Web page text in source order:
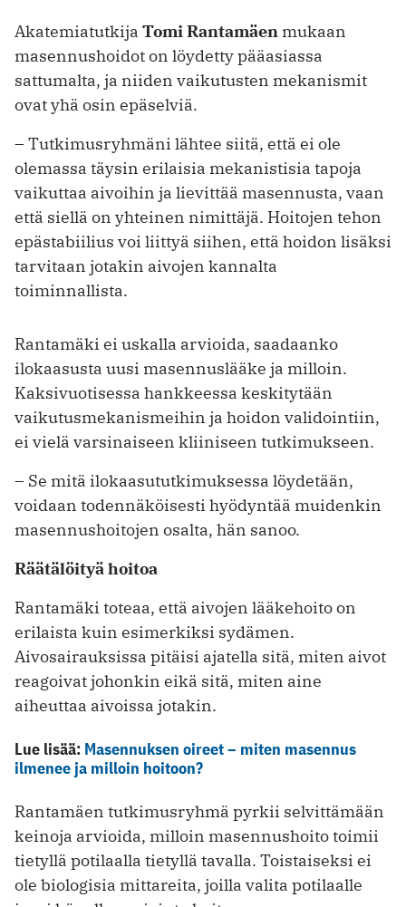
Akatemiatutkija Tomi Rantamäen mukaan
masennushoidot on löydetty pääasiassa
sattumalta, ja niiden vaikutusten mekanismit
ovat yhä osin epäselviä.
– Tutkimusryhmäni lähtee siitä, että ei ole
olemassa täysin erilaisia mekanistisia tapoja
vaikuttaa aivoihin ja lievittää ­masennusta, vaan
että siellä on yhteinen nimittäjä. Hoitojen tehon
epästabiilius voi liittyä siihen, että hoidon lisäksi
tarvitaan jotakin aivojen kannalta
toiminnallista.
Rantamäki ei uskalla arvioida, saadaanko
ilokaasusta uusi masennuslääke ja milloin.
Kaksivuotisessa hankkeessa keskitytään
vaikutusmekanismeihin ja hoidon validointiin,
ei vielä varsinaiseen kliiniseen tutkimukseen.
– Se mitä ilokaasututkimuksessa löydetään,
voidaan todennäköisesti hyödyntää muidenkin
masennushoitojen osalta, hän sanoo.
Räätälöityä hoitoa
Rantamäki toteaa, että aivojen lääkehoito on
erilaista kuin esimerkiksi sydämen.
Aivosairauksissa pitäisi ajatella sitä, miten aivot
reagoivat johonkin eikä sitä, miten aine
aiheuttaa aivoissa jotakin.
Lue lisää: Masennuksen oireet – miten masennus
ilmenee ja milloin hoitoon?
Rantamäen tutkimusryhmä pyrkii selvittämään
keinoja arvioida, milloin masennushoito toimii
tietyllä potilaalla ­tietyllä tavalla. Toistaiseksi ei
ole biologisia mittareita, joilla valita potilaalle